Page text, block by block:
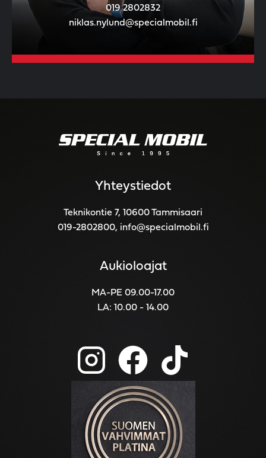
019 2802832
niklas.nylund@specialmobil.fi
Yhteystiedot
Teknikontie 7, 10600 Tammisaari
019-2802800, info@specialmobil.fi
Aukioloajat
MA-PE 09.00-17.00
LA: 10.00 - 14.00